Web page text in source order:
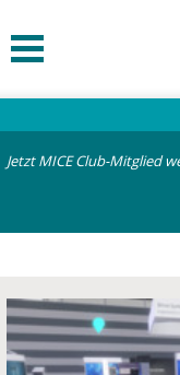
Jetzt MICE Club-Mitglied